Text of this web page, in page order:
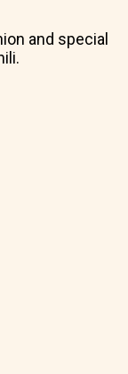
and special